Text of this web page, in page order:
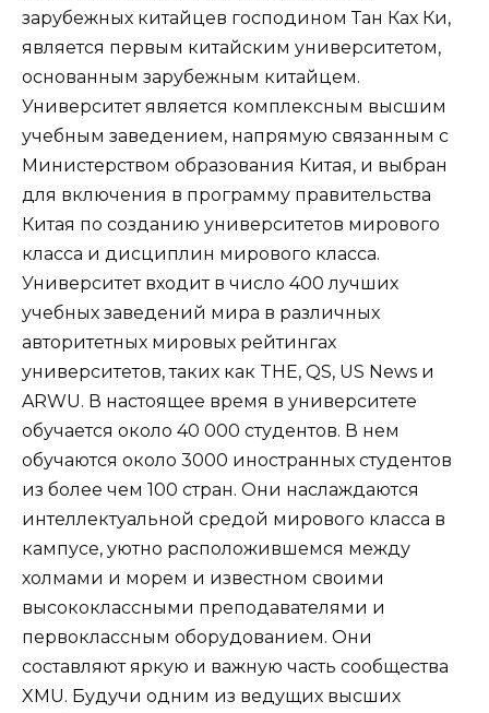
зарубежных китайцев господином Тан Ках Ки,
является первым китайским университетом,
основанным зарубежным китайцем.
Университет является комплексным высшим
учебным заведением, напрямую связанным с
Министерством образования Китая, и выбран
для включения в программу правительства
Китая по созданию университетов мирового
класса и дисциплин мирового класса.
Университет входит в число 400 лучших
учебных заведений мира в различных
авторитетных мировых рейтингах
университетов, таких как THE, QS, US News и
ARWU. В настоящее время в университете
обучается около 40 000 студентов. В нем
обучаются около 3000 иностранных студентов
из более чем 100 стран. Они наслаждаются
интеллектуальной средой мирового класса в
кампусе, уютно расположившемся между
холмами и морем и известном своими
высококлассными преподавателями и
первоклассным оборудованием. Они
составляют яркую и важную часть сообщества
XMU. Будучи одним из ведущих высших